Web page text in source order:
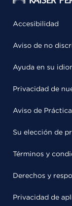
Accesibilidad
Aviso de no
Ayuda en su
Privacidad de
Aviso de
Su elección de
Términos y
Derechos y
Privacidad de